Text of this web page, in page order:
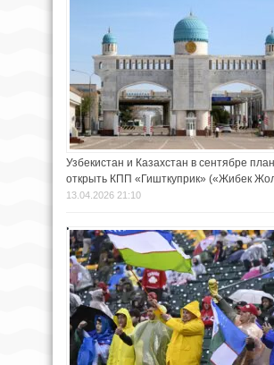
Узбекистан и Казахстан в сентябре
открыть КПП «Гишткуприк» («Жибек
13.04.2026 21:10